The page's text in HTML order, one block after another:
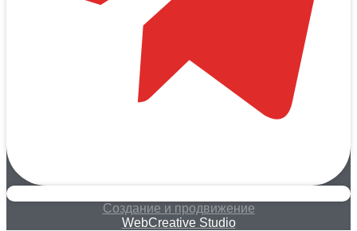
Создание и продвижение
WebCreative Studio